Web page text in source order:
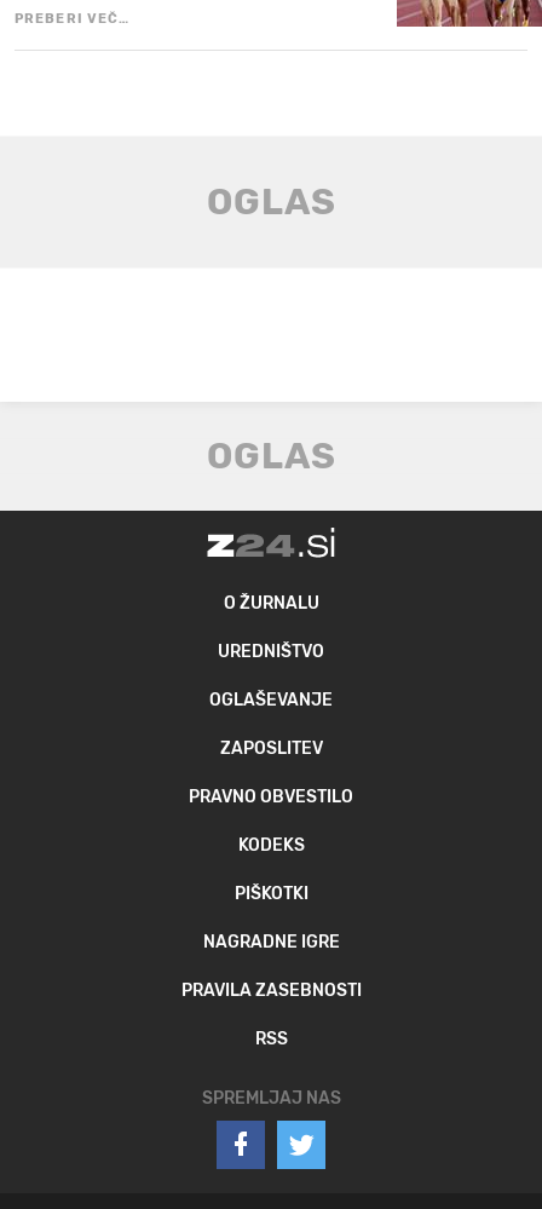
PREBERI VEČ…
O ŽURNALU
UREDNIŠTVO
OGLAŠEVANJE
ZAPOSLITEV
PRAVNO OBVESTILO
KODEKS
PIŠKOTKI
NAGRADNE IGRE
PRAVILA ZASEBNOSTI
RSS
SPREMLJAJ NAS